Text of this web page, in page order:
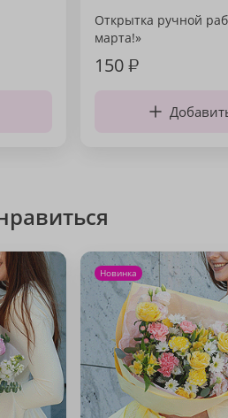
Открытка ручной
марта!»
150₽
Новинка